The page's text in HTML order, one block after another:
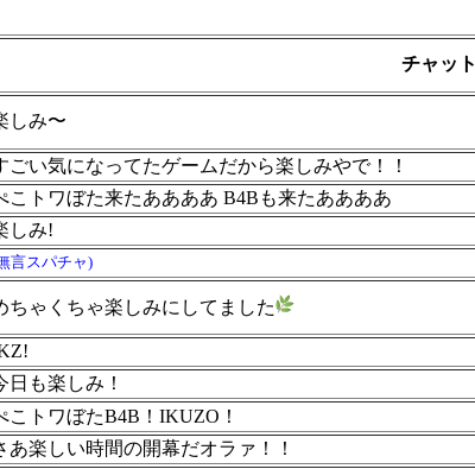
チャット
しみ〜
ごい気になってたゲームだから楽しみやで！！
こトワぼた来たああああ B4Bも来たああああ
しみ!
言スパチャ)
ちゃくちゃ楽しみにしてました
日も楽しみ！
こトワぼたB4B！IKUZO！
あ楽しい時間の開幕だオラァ！！